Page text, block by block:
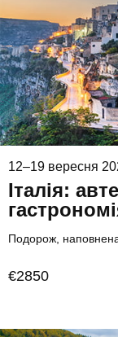
12–19 вересня
Італія:
Подорож,
€2850